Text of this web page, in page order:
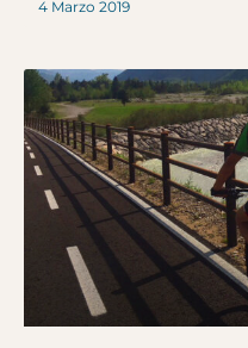
4 Marzo 2019